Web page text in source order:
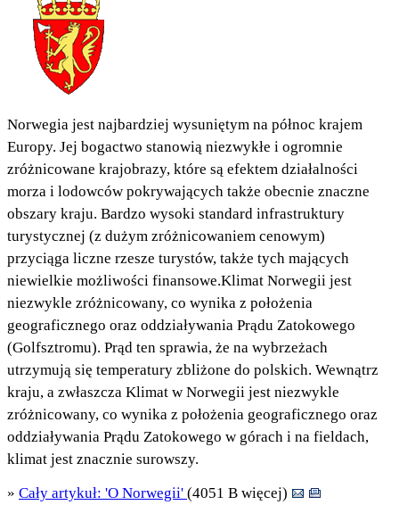
Norwegia jest najbardziej wysuniętym na północ krajem
Europy. Jej bogactwo stanowią niezwykłe i ogromnie
zróżnicowane krajobrazy, które są efektem działalności
morza i lodowców pokrywających także obecnie znaczne
obszary kraju. Bardzo wysoki standard infrastruktury
turystycznej (z dużym zróżnicowaniem cenowym)
przyciąga liczne rzesze turystów, także tych mających
niewielkie możliwości finansowe.Klimat Norwegii jest
niezwykle zróżnicowany, co wynika z położenia
geograficznego oraz oddziaływania Prądu Zatokowego
(Golfsztromu). Prąd ten sprawia, że na wybrzeżach
utrzymują się temperatury zbliżone do polskich. Wewnątrz
kraju, a zwłaszcza Klimat w Norwegii jest niezwykle
zróżnicowany, co wynika z położenia geograficznego oraz
oddziaływania Prądu Zatokowego w górach i na fieldach,
klimat jest znacznie surowszy.
» Cały artykuł: 'O Norwegii' (4051 B więcej)